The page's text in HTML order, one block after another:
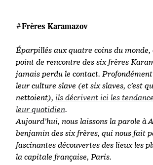
#Frères Karamazov
Éparpillés aux quatre coins du monde,
point de rencontre des six frères
jamais perdu le contact.
leur culture slave (et six slaves, c’est
nettoient), ils décrivent ici les
leur quotidien.
Aujourd’hui, nous laissons la parole à
benjamin des six frères, qui nous fait
fascinantes découvertes des lieux les
la capitale française, Paris.